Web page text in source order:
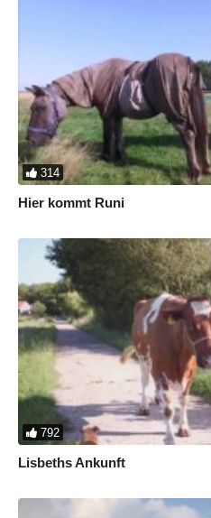
314
Hier kommt Runi
792
Lisbeths Ankunft